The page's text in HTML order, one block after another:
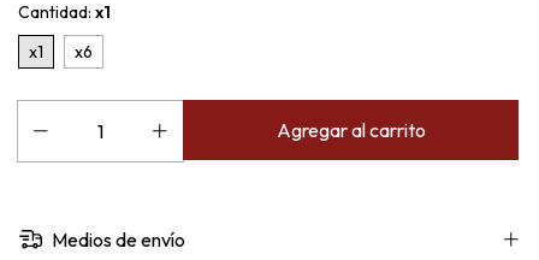
Cantidad: x1
x1
x6
Medios de envío